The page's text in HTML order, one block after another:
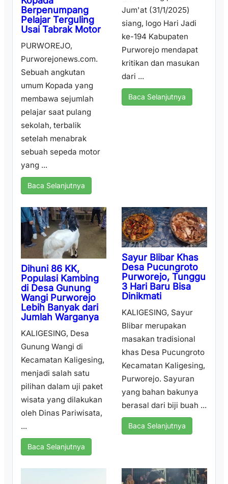
Berpenumpang
Pelajar Terguling
Usai Tabrak Motor
PURWOREJO,
Purworejonews.com.
Sebuah angkutan
umum Kopada yang
membawa sejumlah
pelajar saat pulang
sekolah, terbalik
setelah menabrak
sebuah sepeda motor
yang ...
Baca Selanjutnya
Jum'at (31/1/2025)
siang, logo Hari Jadi
ke-194 Kabupaten
Purworejo mendapat
kritikan dan masukan
dari ...
Baca Selanjutnya
Dihuni 86 KK,
Populasi Kambing
di Desa Gunung
Wangi Purworejo
Lebih Banyak dari
Jumlah Warganya
KALIGESING, Desa
Gunung Wangi di
Kecamatan Kaligesing,
menjadi salah satu
pilihan dalam uji paket
wisata yang dilakukan
oleh Dinas Pariwisata,
...
Baca Selanjutnya
Sayur Blibar Khas
Desa Pucungroto
Purworejo, Tunggu
3 Hari Baru Bisa
Dinikmati
KALIGESING, Sayur
Blibar merupakan
masakan tradisional
khas Desa Pucungroto
Kecamatan Kaligesing,
Purworejo. Sayuran
yang bahan bakunya
berasal dari biji buah ...
Baca Selanjutnya